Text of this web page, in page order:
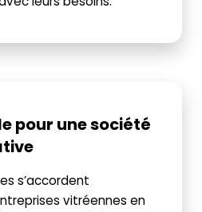
pour une société
s’accordent
vitréennes en